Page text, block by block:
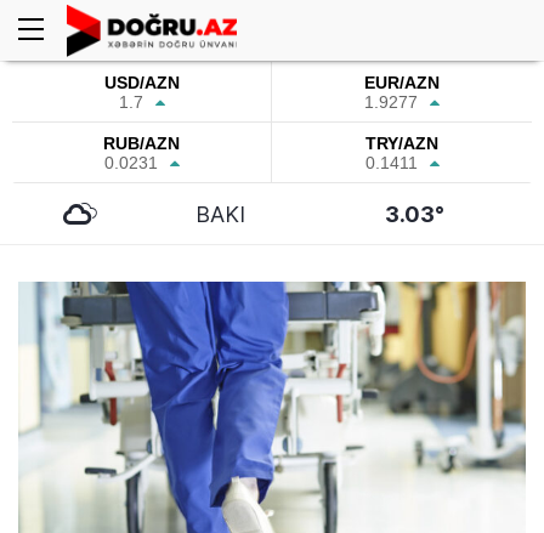
USD/AZN
1.7
EUR/AZN
1.9277
RUB/AZN
0.0231
TRY/AZN
0.1411
BAKI 3.03°